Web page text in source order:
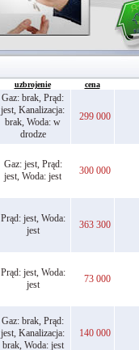
uzbrojenie cena
Gaz: brak, Prąd:
jest, Kanalizacja:
brak, Woda: w
drodze
299 000
Gaz: jest, Prąd:
jest, Woda: jest
300 000
Prąd: jest, Woda:
jest
363 300
Prąd: jest, Woda:
jest
73 000
Gaz: brak, Prąd:
jest, Kanalizacja:
brak, Woda: jest
140 000